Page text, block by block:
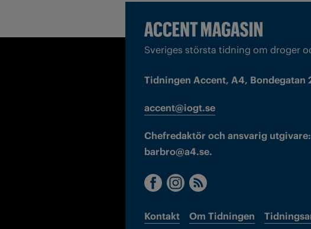
Sveriges största tidning om droger
Tidningen Accent, A4, Bondegatan
accent@iogt.se
Chefredaktör och ansvarig
barbro@a4.se.
Kontakt Om Tidningen